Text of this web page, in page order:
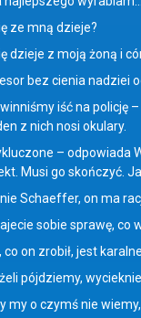
mną dzieje?
z moją żoną i
cienia nadziei
iść na policję –
z nich nosi okulary.
– odpowiada
Musi go skończyć.
on ma
sobie sprawę, co w
zrobił, jest karalne.
wycieknie
o czymś nie wiemy,